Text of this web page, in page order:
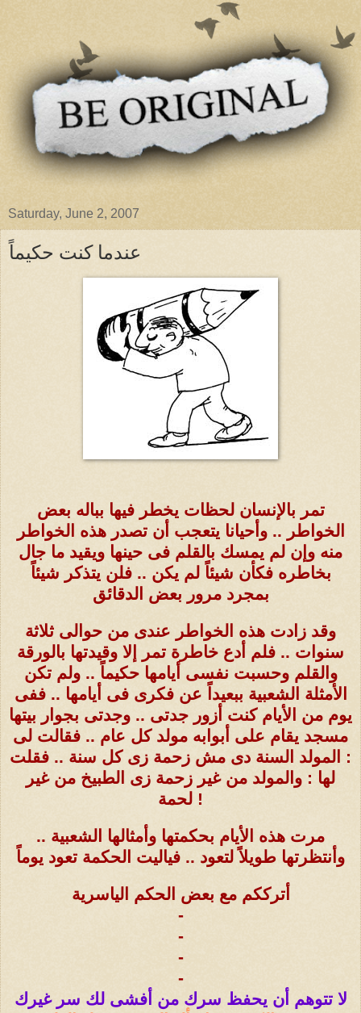
Saturday, June 2, 2007
عندما كنت حكيماً
تمر بالإنسان لحظات يخطر فيها بباله بعض
الخواطر .. وأحيانا يتعجب أن تصدر هذه الخواطر
منه وإن لم يمسك بالقلم فى حينها ويقيد ما جال
بخاطره فكأن شيئاً لم يكن .. فلن يتذكر شيئاً
بمجرد مرور بعض الدقائق
وقد زادت هذه الخواطر عندى من حوالى ثلاثة
سنوات .. فلم أدع خاطرة تمر إلا وقيدتها بالورقة
والقلم وحسبت نفسى أيامها حكيماً .. ولم تكن
الأمثلة الشعبية ببعيداً عن فكرى فى أيامها .. ففى
يوم من الأيام كنت أزور جدتى .. وجدتى بجوار بيتها
مسجد يقام على أبوابه مولد كل عام .. فقالت لى
: المولد السنة دى مش زحمة زى كل سنة .. فقلت
لها : والمولد من غير زحمة زى الطبيخ من غير
لحمة !
مرت هذه الأيام بحكمتها وأمثالها الشعبية ..
وأنتظرتها طويلاً لتعود .. فياليت الحكمة تعود يوماً
أترككم مع بعض الحكم الياسرية
-
-
-
-
لا تتوهم أن يحفظ سرك من أفشى لك سر غيرك